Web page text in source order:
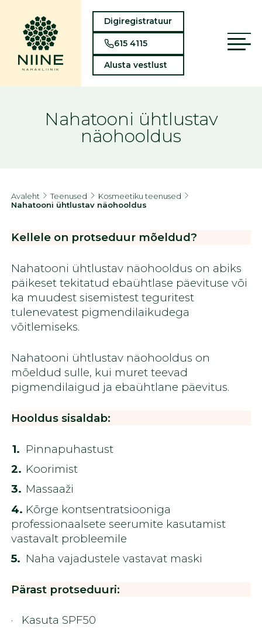
Digiregistratuur
615 4115
Alusta vestlust
Nahatooni ühtlustav
näohooldus
Avaleht Teenused
Kosmeetiku teenused
Nahatooni ühtlustav näohooldus
Kellele on protseduur mõeldud?
Nahatooni ühtlustav näohooldus on abiks
päikeset tekitatud ebaühtlase päevituse või
ka muudest sisemistest teguritest
tulenevatest pigmendilaikudega
võitlemiseks.
Nahatooni ühtlustav näohooldus on
mõeldud sulle, kui muret teevad
pigmendilaigud ja ebaühtlane päevitus.
Hooldus sisaldab:
Pinnapuhastust
Koorimist
Massaaži
Kõrge kontsentratsiooniga
professionaalsete seerumite kasutamist
vastavalt probleemile
Naha vajadustele vastavat maski
Pärast protseduuri:
Kasuta SPF50